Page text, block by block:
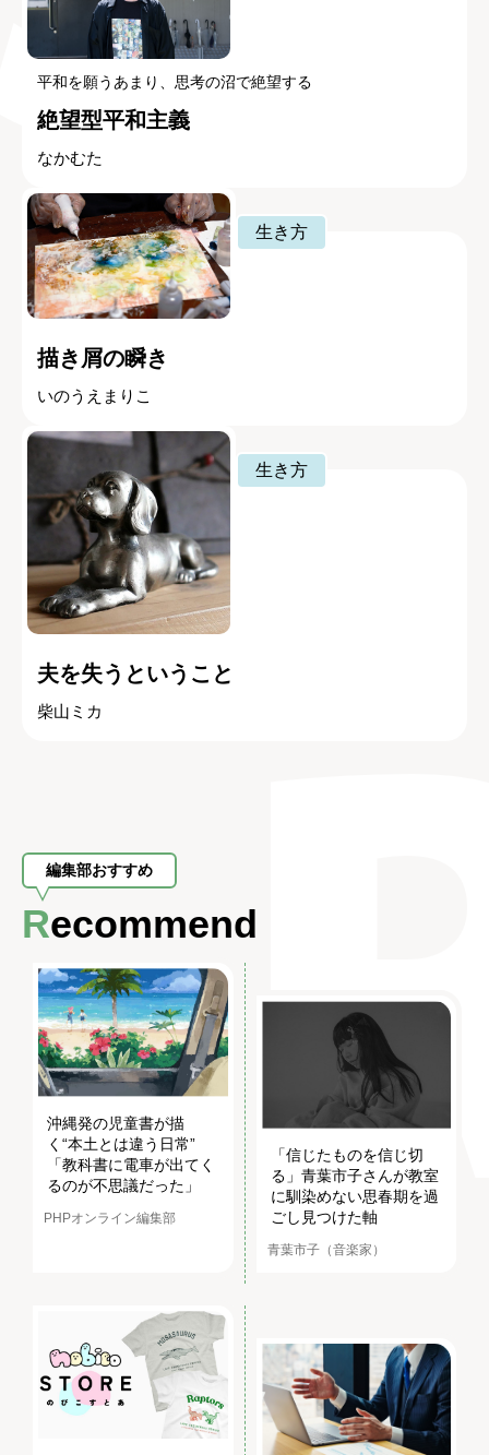
平和を願うあまり、思考の沼で絶望する
絶望型平和主義
なかむた
生き方
描き屑の瞬き
いのうえまりこ
生き方
夫を失うということ
柴山ミカ
編集部おすすめ
Recommend
沖縄発の児童書が描
く“本土とは違う日常”
「教科書に電車が出てく
るのが不思議だった」
PHPオンライン編集部
「信じたものを信じ切
る」青葉市子さんが教室
に馴染めない思春期を過
ごし見つけた軸
青葉市子（音楽家）